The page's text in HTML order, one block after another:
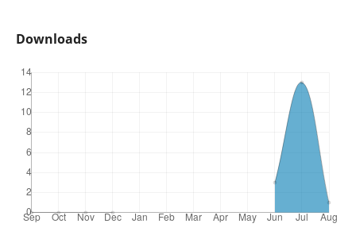
Downloads